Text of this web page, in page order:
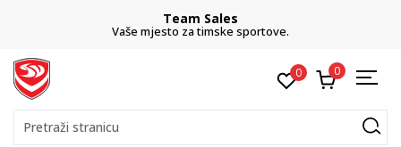
Team Sales
Vaše mjesto za timske sportove.
0 0
Pretraži stranicu